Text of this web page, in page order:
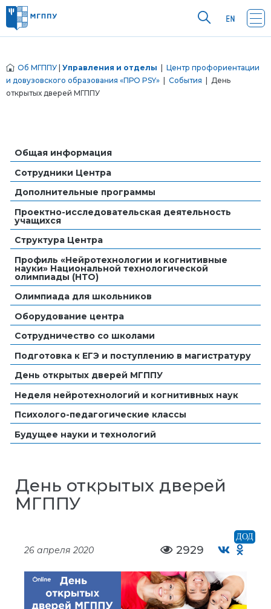
Об МГППУ Управления и отделы
Центр профориентации
и довузовского образования «ПРО PSY»
События | День
открытых дверей МГППУ
Общая информация
Сотрудники Центра
Дополнительные программы
Проектно-исследовательская деятельность
учащихся
Структура Центра
Профиль «Нейротехнологии и когнитивные
науки» Национальной технологической
олимпиады (НТО)
Олимпиада для школьников
Оборудование центра
Сотрудничество со школами
Подготовка к ЕГЭ и поступлению в магистратуру
День открытых дверей МГППУ
Неделя нейротехнологий и когнитивных наук
Психолого-педагогические классы
Будущее науки и технологий
День открытых дверей
МГППУ
ДОД
26 апреля 2020 2929